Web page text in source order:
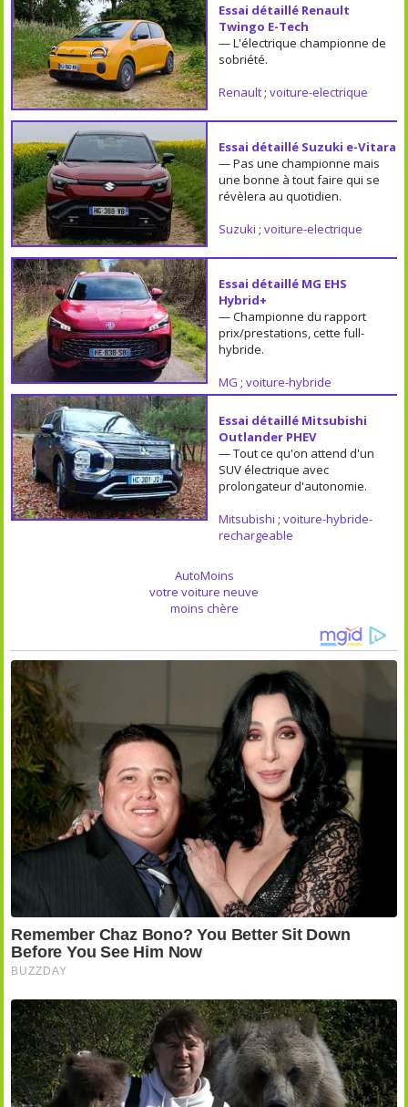
Essai détaillé Renault
Twingo E-Tech
— L'électrique championne de
sobriété.
Renault; voiture-electrique
Essai détaillé Suzuki e-Vitara
— Pas une championne mais
une bonne à tout faire qui se
révèlera au quotidien.
Suzuki ; voiture-electrique
Essai détaillé MG EHS
Hybrid+
— Championne du rapport
prix/prestations, cette full-
hybride.
MG ; voiture-hybride
Essai détaillé Mitsubishi
Outlander PHEV
— Tout ce qu'on attend d'un
SUV électrique avec
prolongateur d'autonomie.
Mitsubishi ; voiture-hybride-
rechargeable
AutoMoins
votre voiture neuve
moins chère